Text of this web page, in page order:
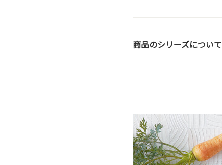
商品のシリーズについて